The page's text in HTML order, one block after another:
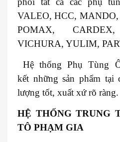
VALEO, HCC,
POMAX,
VICHURA, YULIM,
Hệ thống Phụ Tùng
kết những sản phẩm tại
lượng tốt, xuất xứ rõ ràng.
HỆ THỐNG TRUNG
TÔ PHẠM GIA